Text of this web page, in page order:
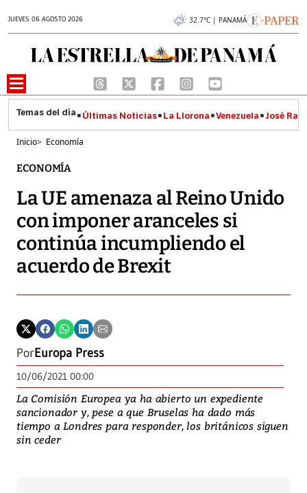
JUEVES 06 AGOSTO 2026 32.7°C | PANAMÁ
Últimas Noticias La Llorona Venezuela José
Inicio> Economía
ECONOMÍA
La UE amenaza al Reino Unido
con imponer aranceles si
continúa incumpliendo el
acuerdo de Brexit
PorEuropa Press
10/06/2021 00:00
La Comisión Europea ya ha abierto un expediente
sancionador y, pese a que Bruselas ha dado más
tiempo a Londres para responder, los británicos siguen
sin ceder